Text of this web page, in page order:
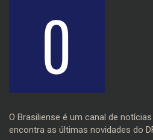
O Brasiliense é um canal de
encontra as últimas novidades do